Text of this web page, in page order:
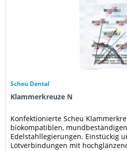
Scheu Dental
Klammerkreuze N
Konfektionierte Scheu
biokompatiblen,
Edelstahllegierungen. Einstückig
Lötverbindungen mit